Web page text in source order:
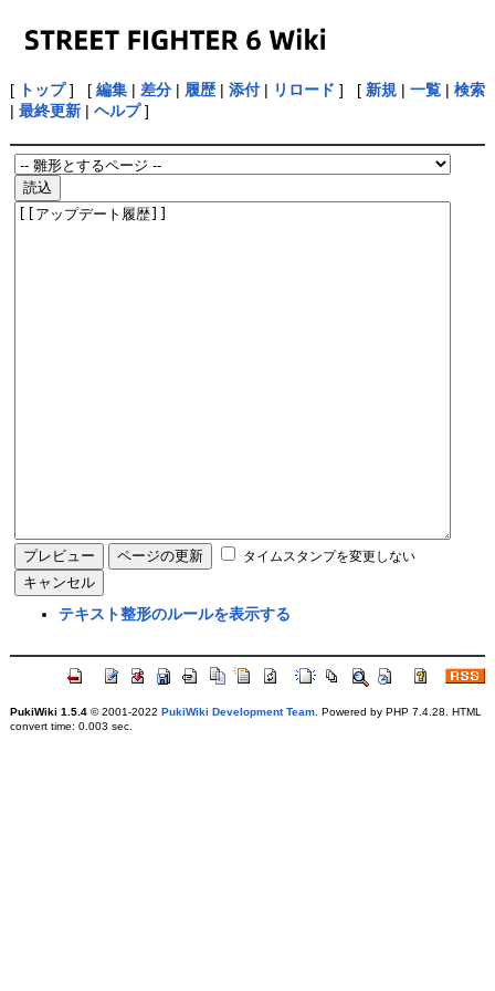
[ トップ] [ 編集| 差分| 履歴| 添付| リロード ] [ 新規| 一覧| 検索
| 最終更新| ヘルプ]
タイムスタンプを変更しない
テキスト整形のルールを表示する
PukiWiki 1.5.4© 2001-2022 PukiWiki Development Team. Powered by PHP 7.4.28. HTML
convert time: 0.003 sec.